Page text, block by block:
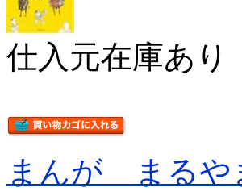
仕入元在庫あり
まんが まるや